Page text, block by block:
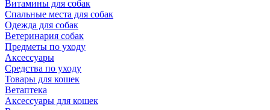
Витамины для собак
Спальные места для собак
Одежда для собак
Ветеринария собак
Предметы по уходу
Аксессуары
Средства по уходу
Товары для кошек
Ветаптека
Аксессуары для кошек